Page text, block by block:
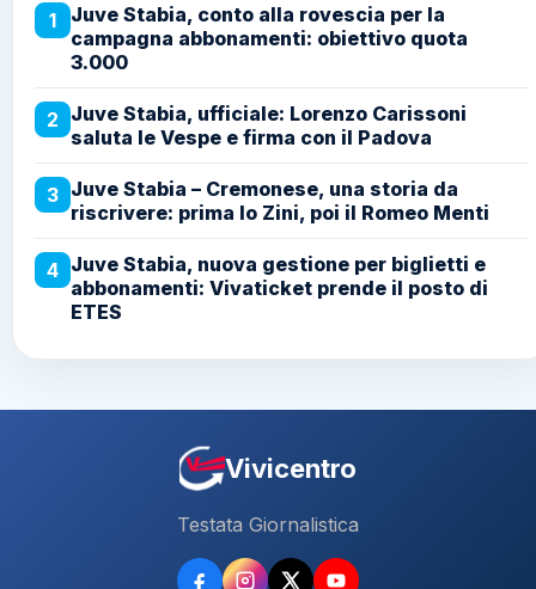
1
Juve Stabia, conto alla rovescia per la
campagna abbonamenti: obiettivo quota
3.000
2 Juve Stabia, ufficiale: Lorenzo Carissoni
saluta le Vespe e firma con il Padova
3 Juve Stabia – Cremonese, una storia da
riscrivere: prima lo Zini, poi il Romeo Menti
4 Juve Stabia, nuova gestione per biglietti e
abbonamenti: Vivaticket prende il posto di
ETES
Vivicentro
Testata Giornalistica